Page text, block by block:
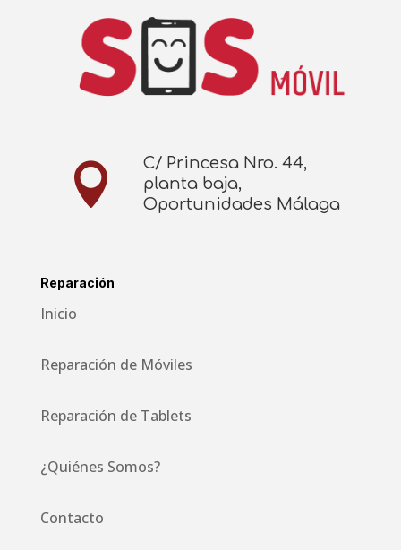

C/ Princesa Nro. 44,
planta baja,
Oportunidades Málaga
Reparación
Inicio
Reparación de Móviles
Reparación de Tablets
¿Quiénes Somos?
Contacto